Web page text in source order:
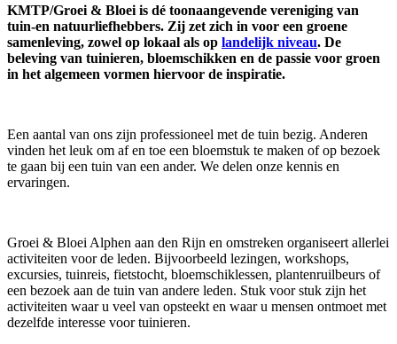
KMTP/Groei & Bloei is dé toonaangevende vereniging van
tuin-en natuurliefhebbers. Zij zet zich in voor een groene
samenleving, zowel op lokaal als op landelijk niveau. De
beleving van tuinieren, bloemschikken en de passie voor groen
in het algemeen vormen hiervoor de inspiratie.
Een aantal van ons zijn professioneel met de tuin bezig. Anderen
vinden het leuk om af en toe een bloemstuk te maken of op bezoek
te gaan bij een tuin van een ander. We delen onze kennis en
ervaringen.
Groei & Bloei Alphen aan den Rijn en omstreken organiseert allerlei
activiteiten voor de leden. Bijvoorbeeld lezingen, workshops,
excursies, tuinreis, fietstocht, bloemschiklessen, plantenruilbeurs of
een bezoek aan de tuin van andere leden. Stuk voor stuk zijn het
activiteiten waar u veel van opsteekt en waar u mensen ontmoet met
dezelfde interesse voor tuinieren.